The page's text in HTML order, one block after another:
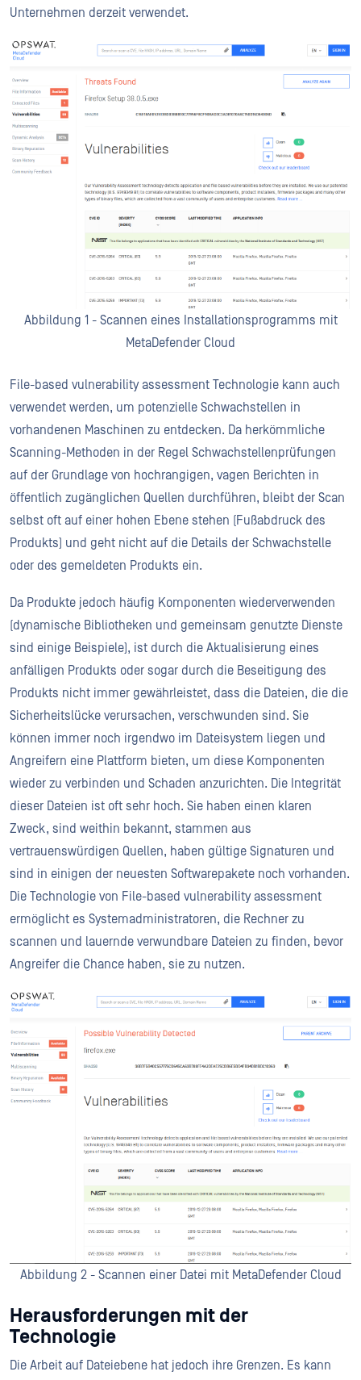
Unternehmen derzeit verwendet.
Abbildung 1 - Scannen eines Installationsprogramms mit
MetaDefender Cloud
File-based vulnerability assessment Technologie kann auch
verwendet werden, um potenzielle Schwachstellen in
vorhandenen Maschinen zu entdecken. Da herkömmliche
Scanning-Methoden in der Regel Schwachstellenprüfungen
auf der Grundlage von hochrangigen, vagen Berichten in
öffentlich zugänglichen Quellen durchführen, bleibt der Scan
selbst oft auf einer hohen Ebene stehen (Fußabdruck des
Produkts) und geht nicht auf die Details der Schwachstelle
oder des gemeldeten Produkts ein.
Da Produkte jedoch häufig Komponenten wiederverwenden
(dynamische Bibliotheken und gemeinsam genutzte Dienste
sind einige Beispiele), ist durch die Aktualisierung eines
anfälligen Produkts oder sogar durch die Beseitigung des
Produkts nicht immer gewährleistet, dass die Dateien, die die
Sicherheitslücke verursachen, verschwunden sind. Sie
können immer noch irgendwo im Dateisystem liegen und
Angreifern eine Plattform bieten, um diese Komponenten
wieder zu verbinden und Schaden anzurichten. Die Integrität
dieser Dateien ist oft sehr hoch. Sie haben einen klaren
Zweck, sind weithin bekannt, stammen aus
vertrauenswürdigen Quellen, haben gültige Signaturen und
sind in einigen der neuesten Softwarepakete noch vorhanden.
Die Technologie von File-based vulnerability assessment
ermöglicht es Systemadministratoren, die Rechner zu
scannen und lauernde verwundbare Dateien zu finden, bevor
Angreifer die Chance haben, sie zu nutzen.
Abbildung 2 - Scannen einer Datei mit MetaDefender Cloud
Herausforderungen mit der
Technologie
Die Arbeit auf Dateiebene hat jedoch ihre Grenzen. Es kann